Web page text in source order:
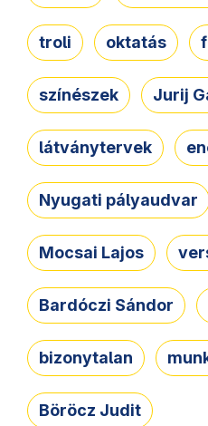
troli oktatás
színészek Jurij
látványtervek
Nyugati pályaudvar
Mocsai Lajos
Bardóczi Sándor
bizonytalan
Böröcz Judit